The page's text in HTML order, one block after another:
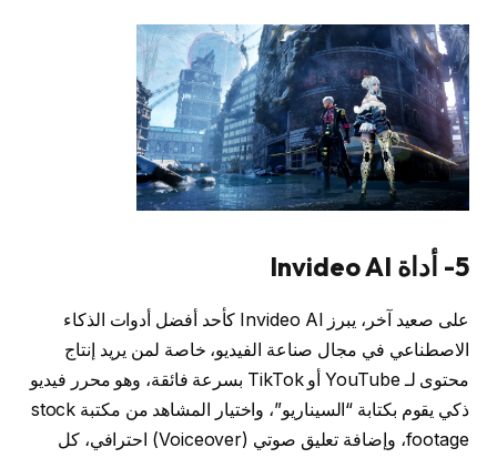
5- أداة Invideo AI
على صعيد آخر، يبرز Invideo AI كأحد أفضل أدوات الذكاء
الاصطناعي في مجال صناعة الفيديو، خاصة لمن يريد إنتاج
محتوى لـ YouTube أو TikTok بسرعة فائقة، وهو محرر فيديو
ذكي يقوم بكتابة “السيناريو”، واختيار المشاهد من مكتبة stock
footage، وإضافة تعليق صوتي (Voiceover) احترافي، كل